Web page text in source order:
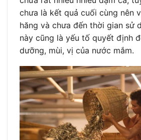
chưa là kết quả cuối cùng nên
hăng và chưa đến thời gian sử
này cũng là yếu tố quyết định
dưỡng, mùi, vị của nước mắm.